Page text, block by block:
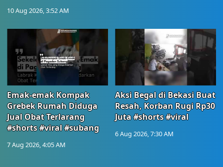
10 Aug 2026, 3:52 AM
Emak-emak Kompak
Grebek Rumah Diduga
Jual Obat Terlarang
#shorts #viral #subang
7 Aug 2026, 4:05 AM
Aksi Begal di Bekasi Buat
Resah, Korban Rugi Rp30
Juta #shorts #viral
6 Aug 2026, 7:30 AM